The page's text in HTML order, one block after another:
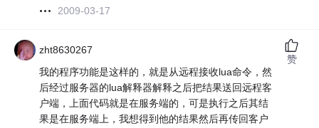
2009-03-17
zht8630267
我的程序功能是这样的，就是从远程接收lua命令，然
后经过服务器的lua解释器解释之后把结果送回远程客
户端，上面代码就是在服务端的，可是执行之后其结
果是在服务端上，我想得到他的结果然后再传回客户
赞